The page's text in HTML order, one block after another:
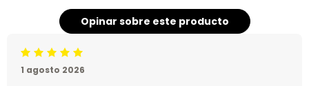
Opinar sobre este producto
Calificación: 5 /5
1 agosto 2026